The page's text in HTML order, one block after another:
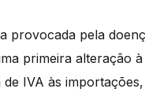
provocada pela
primeira alteração
IVA às